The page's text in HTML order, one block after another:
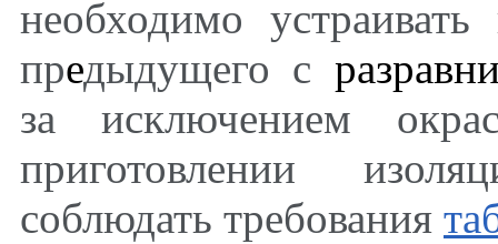
необходимо
предыдущего с
за исключением
приготовлении
соблюдать требования